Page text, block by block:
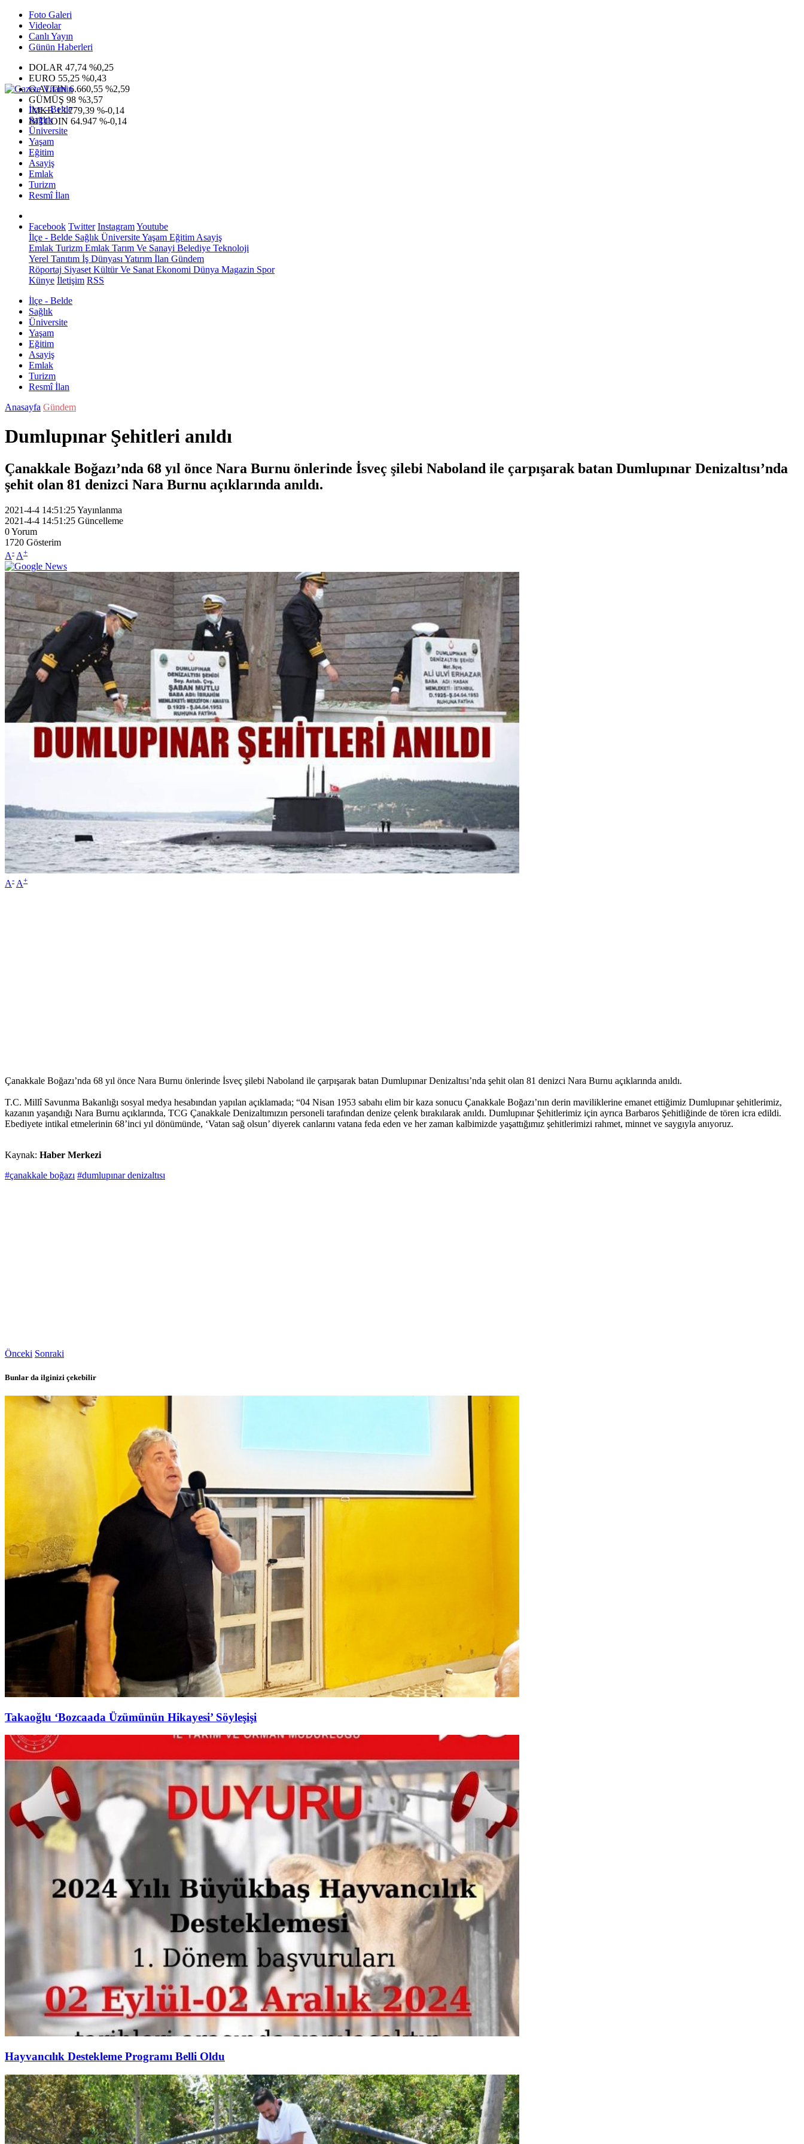
Foto Galeri
Videolar
Canlı Yayın
Günün Haberleri
DOLAR 47,74 %0,25
EURO 55,25 %0,43
G.ALTIN6.660,55 %2,59
GÜMÜŞ 98 %3,57
IMKB13.779,39 %-0,14
BITCOIN 64.947 %-0,14
İlçe - Belde
Sağlık
Üniversite
Yaşam
Eğitim
Asayiş
Emlak
Turizm
Resmî İlan
Facebook Twitter InstagramYoutube
İlçe - Belde Sağlık ÜniversiteYaşam Eğitim Asayiş
Emlak Turizm Emlak Tarım Ve Sanayi Belediye Teknoloji
Yerel Tanıtım İş Dünyası Yatırım İlan Gündem
Röportaj Siyaset Kültür Ve Sanat Ekonomi Dünya Magazin Spor
Künye İletişim RSS
İlçe - Belde
Sağlık
Üniversite
Yaşam
Eğitim
Asayiş
Emlak
Turizm
Resmî İlan
Anasayfa Gündem
Dumlupınar Şehitleri anıldı
Çanakkale Boğazı’nda 68 yıl önce Nara Burnu önlerinde İsveç şilebi Naboland ile çarpışarak batan Dumlupınar Denizaltısı’nda
şehit olan 81 denizci Nara Burnu açıklarında anıldı.
2021-4-4 14:51:25Yayınlanma
2021-4-4 14:51:25 Güncelleme
0Yorum
1720 Gösterim
A- A+
A- A+
Çanakkale Boğazı’nda 68 yıl önce Nara Burnu önlerinde İsveç şilebi Naboland ile çarpışarak batan Dumlupınar Denizaltısı’nda şehit olan 81 denizci Nara Burnu açıklarında anıldı.
T.C. Millî Savunma Bakanlığı sosyal medya hesabından yapılan açıklamada; “04 Nisan 1953 sabahı elim bir kaza sonucu Çanakkale Boğazı’nın derin maviliklerine emanet ettiğimiz Dumlupınar şehitlerimiz,
kazanın yaşandığı Nara Burnu açıklarında, TCG Çanakkale Denizaltımızın personeli tarafından denize çelenk bırakılarak anıldı. Dumlupınar Şehitlerimiz için ayrıca Barbaros Şehitliğinde de tören icra edildi.
Ebediyete intikal etmelerinin 68’inci yıl dönümünde, ‘Vatan sağ olsun’ diyerek canlarını vatana feda eden ve her zaman kalbimizde yaşattığımız şehitlerimizi rahmet, minnet ve saygıyla anıyoruz.
Kaynak: Haber Merkezi
#çanakkale boğazı #dumlupınar denizaltısı
Önceki Sonraki
Bunlar da ilginizi çekebilir
Takaoğlu ‘Bozcaada Üzümünün Hikayesi’ Söyleşişi
Hayvancılık Destekleme Programı Belli Oldu